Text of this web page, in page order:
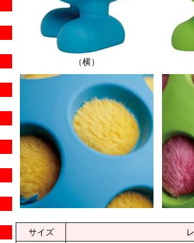
（横）
サイズ